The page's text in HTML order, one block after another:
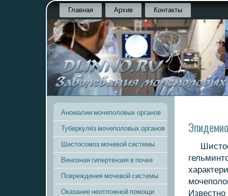
Главная Архив Контакты
Аномалии мочеполовых органов
Туберкулёз мочеполовых органов
Шистосомоз мочевой системы
Венозная гипертензия в почке
Повреждения мочевой системы
Оказание неотложной помощи